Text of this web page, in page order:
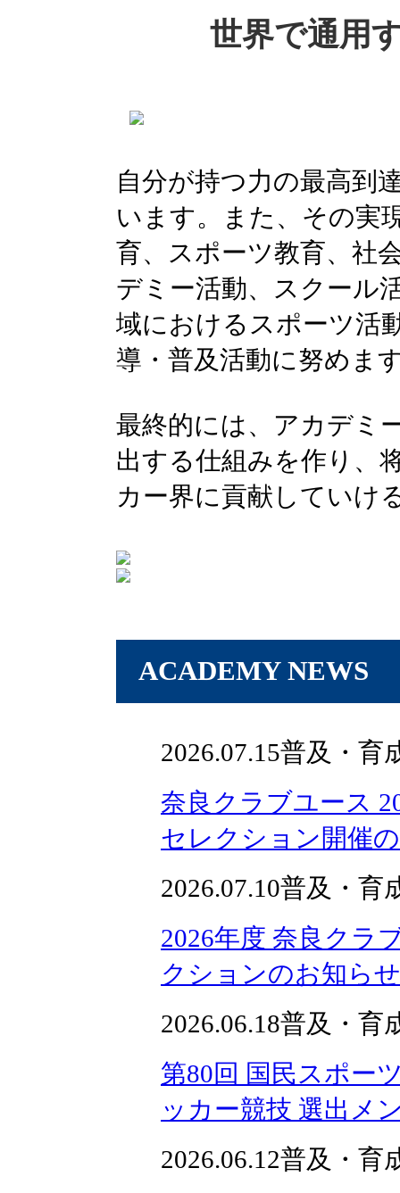
世界で通用
自分が持つ力の最高到
います。また、その実
育、スポーツ教育、社
デミー活動、スクール
域におけるスポーツ活
導・普及活動に努めま
最終的には、アカデミ
出する仕組みを作り、
カー界に貢献していけ
ACADEMY NEWS
2026.07.15普及・育
奈良クラブユース
セレクション開催
2026.07.10普及・育
2026年度 奈良クラ
クションのお知らせ
2026.06.18普及・育
第80回 国民スポー
ッカー競技 選出メ
2026.06.12普及・育